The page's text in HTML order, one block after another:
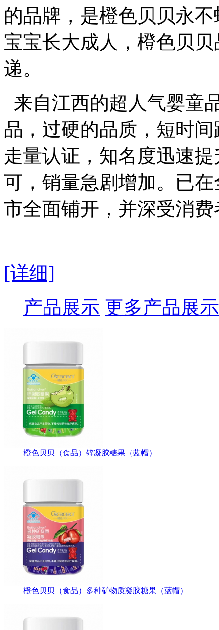
的品牌，是橙色贝贝永
宝宝长大成人，橙色贝
递。
来自江西的超人气婴童
品，过硬的品质，短时
走量认证，知名度迅速
可，销量急剧增加。已
市全面铺开，并深受消
[详细]
产品展示 更多产品展示
橙色贝贝（食品）锌凝胶糖果（蓝帽）
橙色贝贝（食品）多种矿物质凝胶糖果（蓝帽）